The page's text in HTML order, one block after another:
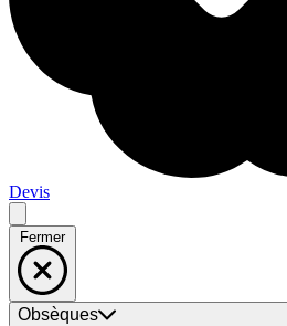
Devis
Fermer
Obsèques